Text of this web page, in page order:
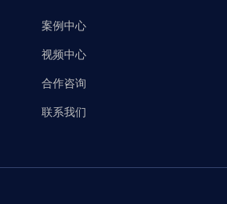
案例中心
视频中心
合作咨询
联系我们